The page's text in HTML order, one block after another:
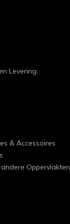
Levering
& Accessoires
Oppervlakten